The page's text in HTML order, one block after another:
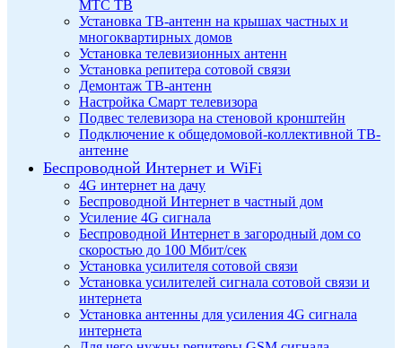
МТС ТВ
Установка ТВ-антенн на крышах частных и
многоквартирных домов
Установка телевизионных антенн
Установка репитера сотовой связи
Демонтаж ТВ-антенн
Настройка Смарт телевизора
Подвес телевизора на стеновой кронштейн
Подключение к общедомовой-коллективной ТВ-
антенне
Беспроводной Интернет и WiFi
4G интернет на дачу
Беспроводной Интернет в частный дом
Усиление 4G сигнала
Беспроводной Интернет в загородный дом со
скоростью до 100 Мбит/сек
Установка усилителя сотовой связи
Установка усилителей сигнала сотовой связи и
интернета
Установка антенны для усиления 4G сигнала
интернета